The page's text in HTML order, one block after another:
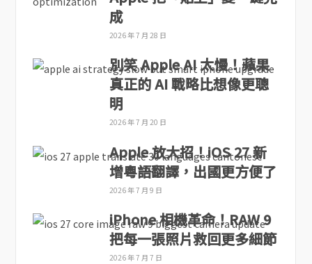
成
2026 年 7 月 28 日
別笑 Apple AI 太慢！蘋果
真正的 AI 戰略比想像更聰
明
2026 年 7 月 20 日
Apple 放大招！iOS 27 新
增粵語翻譯，出國更方便了
2026 年 7 月 9 日
iPhone 相機革命！RAW 9
把每一張照片救回更多細節
2026 年 7 月 7 日